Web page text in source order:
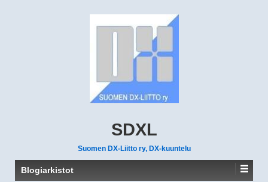
SDXL
Suomen DX-Liitto ry, DX-kuuntelu
Blogiarkistot